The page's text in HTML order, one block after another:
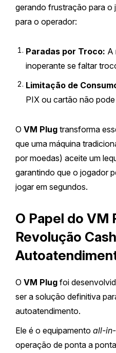
gerando frustração para o
para o operador:
Paradas por Troco: A
inoperante se faltar
Limitação de
PIX ou cartão não pode
O VM Plug transforma
que uma máquina
por moedas) aceite um
garantindo que o jogador
jogar em segundos.
O Papel do VM
Revolução
O VM Plug foi
ser a solução definitiva
autoatendimento.
Ele é o equipamento all-
operação de ponta a